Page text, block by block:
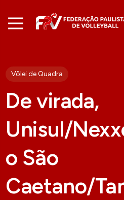
Vôlei de Quadra
De virada,
Unisul/
o São
Caetano/